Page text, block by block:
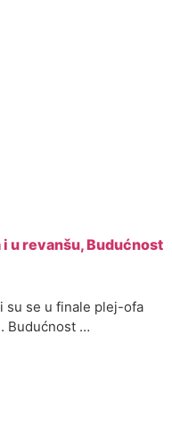
u revanšu, Budućnost
su se u finale plej-ofa
Budućnost …